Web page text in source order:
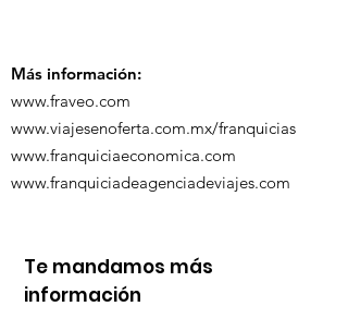
Más información:
www.fraveo.com
www.viajesenoferta.com.mx/franquicias
www.franquiciaeconomica.com
www.franquiciadeagenciadeviajes.com
Te mandamos más
información